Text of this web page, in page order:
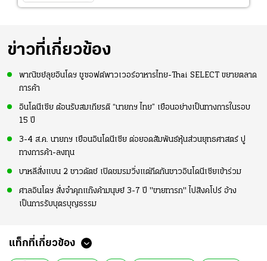
ข่าวที่เกี่ยวข้อง
พาณิชย์ลุยอินโดฯ ชูซอฟต์พาวเวอร์อาหารไทย-Thai SELECT ขยายตลาด
การค้า
อินโดนีเซีย ต้อนรับสมเกียรติ “นายกฯ ไทย” เยือนอย่างเป็นทางการในรอบ
15 ปี
3-4 ส.ค. นายกฯ เยือนอินโดนีเซีย ต่อยอดสัมพันธ์หุ้นส่วนยุทธศาสตร์ ปู
ทางการค้า-ลงทุน
บาหลีสั่งแบน 2 ชาวดัตช์ เปิดชมรมวิ่งแต่กีดกันชาวอินโดนีเซียเข้าร่วม
ศาลอินโดฯ สั่งจำคุกแก๊งค้ามนุษย์ 3-7 ปี "ขายทารก" ไปสิงคโปร์ อ้าง
เป็นการรับบุตรบุญธรรม
แท็กที่เกี่ยวข้อง